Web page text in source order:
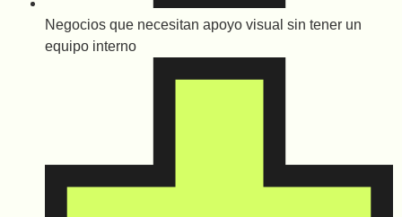
Negocios que necesitan apoyo visual sin tener un
equipo interno